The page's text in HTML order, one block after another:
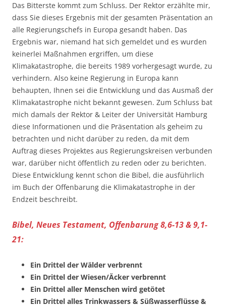
Das Bitterste kommt zum Schluss. Der Rektor erzählte mir,
dass Sie dieses Ergebnis mit der gesamten Präsentation an
alle Regierungschefs in Europa gesandt haben. Das
Ergebnis war, niemand hat sich gemeldet und es wurden
keinerlei Maßnahmen ergriffen, um diese
Klimakatastrophe, die bereits 1989 vorhergesagt wurde, zu
verhindern. Also keine Regierung in Europa kann
behaupten, Ihnen sei die Entwicklung und das Ausmaß der
Klimakatastrophe nicht bekannt gewesen. Zum Schluss bat
mich damals der Rektor & Leiter der Universität Hamburg
diese Informationen und die Präsentation als geheim zu
betrachten und nicht darüber zu reden, da mit dem
Auftrag dieses Projektes aus Regierungskreisen verbunden
war, darüber nicht öffentlich zu reden oder zu berichten.
Diese Entwicklung kennt schon die Bibel, die ausführlich
im Buch der Offenbarung die Klimakatastrophe in der
Endzeit beschreibt.
Bibel, Neues Testament, Offenbarung 8,6-13 & 9,1-
21:
Ein Drittel der Wälder verbrennt
Ein Drittel der Wiesen/Äcker verbrennt
Ein Drittel aller Menschen wird getötet
Ein Drittel alles Trinkwassers & Süßwasserflüsse &